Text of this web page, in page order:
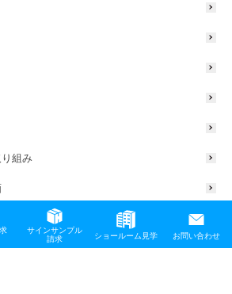
サインサンプル
請求
ショールーム見学 お問い合わせ
組み